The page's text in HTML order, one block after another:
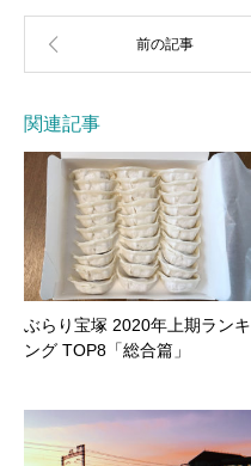
関連記事
ぶらり宝塚 2020年上期ランキ
ング TOP8「総合篇」